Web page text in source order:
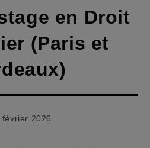
en Droit
(Paris et
février 2026